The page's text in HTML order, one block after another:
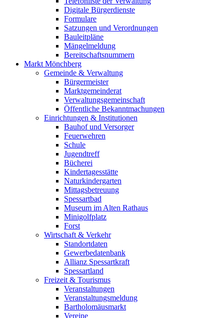
Digitale Bürgerdienste
Formulare
Satzungen und Verordnungen
Bauleitpläne
Mängelmeldung
Bereitschaftsnummern
Markt Mönchberg
Gemeinde & Verwaltung
Bürgermeister
Marktgemeinderat
Verwaltungsgemeinschaft
Öffentliche Bekanntmachungen
Einrichtungen & Institutionen
Bauhof und Versorger
Feuerwehren
Schule
Jugendtreff
Bücherei
Kindertagesstätte
Naturkindergarten
Mittagsbetreuung
Spessartbad
Museum im Alten Rathaus
Minigolfplatz
Forst
Wirtschaft & Verkehr
Standortdaten
Gewerbedatenbank
Allianz Spessartkraft
Spessartland
Freizeit & Tourismus
Veranstaltungen
Veranstaltungsmeldung
Bartholomäusmarkt
Vereine